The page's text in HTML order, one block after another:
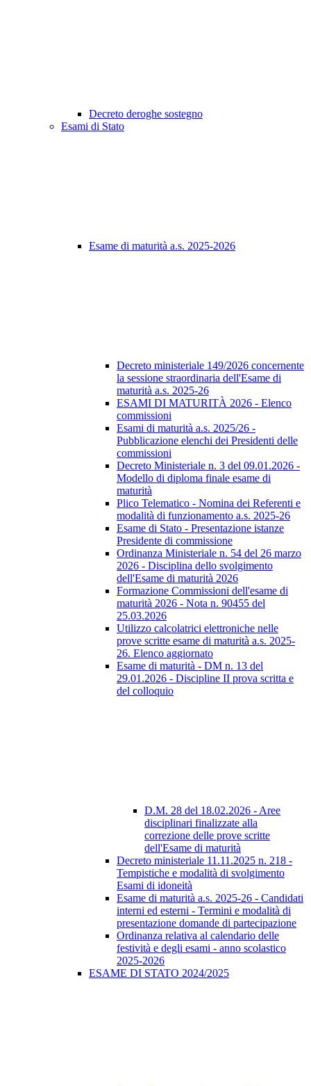
Decreto deroghe sostegno
Esami di Stato
Esame di maturità a.s. 2025-2026
Decreto ministeriale 149/2026 concernente
la sessione straordinaria dell'Esame di
maturità a.s. 2025-26
ESAMI DI MATURITÀ 2026 - Elenco
commissioni
Esami di maturità a.s. 2025/26 -
Pubblicazione elenchi dei Presidenti delle
commissioni
Decreto Ministeriale n. 3 del 09.01.2026 -
Modello di diploma finale esame di
maturità
Plico Telematico - Nomina dei Referenti e
modalità di funzionamento a.s. 2025-26
Esame di Stato - Presentazione istanze
Presidente di commissione
Ordinanza Ministeriale n. 54 del 26 marzo
2026 - Disciplina dello svolgimento
dell'Esame di maturità 2026
Formazione Commissioni dell'esame di
maturità 2026 - Nota n. 90455 del
25.03.2026
Utilizzo calcolatrici elettroniche nelle
prove scritte esame di maturità a.s. 2025-
26. Elenco aggiornato
Esame di maturità - DM n. 13 del
29.01.2026 - Discipline II prova scritta e
del colloquio
D.M. 28 del 18.02.2026 - Aree
disciplinari finalizzate alla
correzione delle prove scritte
dell'Esame di maturità
Decreto ministeriale 11.11.2025 n. 218 -
Tempistiche e modalità di svolgimento
Esami di idoneità
Esame di maturità a.s. 2025-26 - Candidati
interni ed esterni - Termini e modalità di
presentazione domande di partecipazione
Ordinanza relativa al calendario delle
festività e degli esami - anno scolastico
2025-2026
ESAME DI STATO 2024/2025